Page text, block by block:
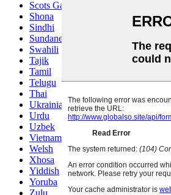
Scots Gaelic
Shona
Sindhi
Sundanese
Swahili
Tajik
Tamil
Telugu
Thai
Ukrainian
Urdu
Uzbek
Vietnamese
Welsh
Xhosa
Yiddish
Yoruba
Zulu